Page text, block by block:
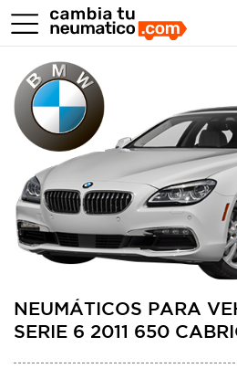
NEUMÁTICOS PARA
SERIE 6 2011 650